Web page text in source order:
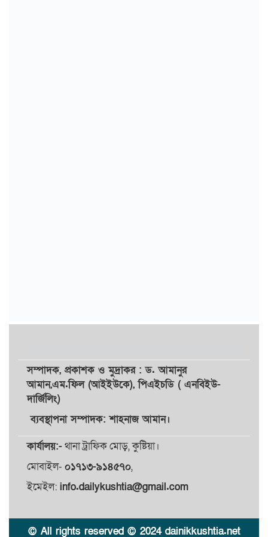
সম্পাদক, প্রকাশকওমুদ্রাকর: ড. আমানুর
আমান,এম.ফিল (আইইউকে), পিএইচডি ( এনবিইউ-
দার্জিলিং)
ব্যবস্থাপনা সম্পাদক: শাহনাজ আমান।
কার্যালয়:-থানা ট্রাফিক মোড়, কুষ্টিয়া।
মোবাইল- ০১৭১৩-৯১৪৫৭০,
ইমেইল: info.dailykushtia@gmail.com
© All rights reserved © 2024 dainikkushtia.net